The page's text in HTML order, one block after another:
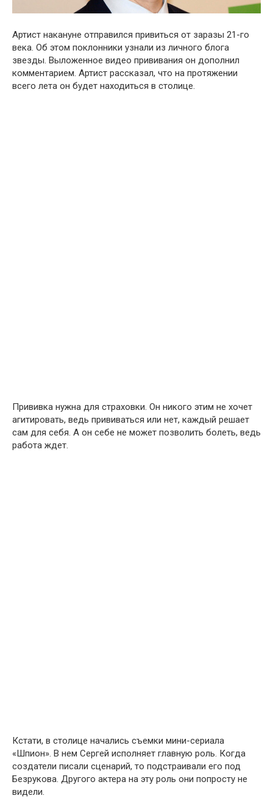
Артист накануне отправился привиться от заразы 21-го
века. Об этом поклонники узнали из личного блога
звезды. Выложенное видео прививания он дополнил
комментарием. Артист рассказал, что на протяжении
всего лета он будет находиться в столице.
Прививка нужна для страховки. Он никого этим не хочет
агитировать, ведь прививаться или нет, каждый решает
сам для себя. А он себе не может позволить болеть, ведь
работа ждет.
Кстати, в столице начались съемки мини-сериала
«Шпион». В нем Сергей исполняет главную роль. Когда
создатели писали сценарий, то подстраивали его под
Безрукова. Другого актера на эту роль они попросту не
видели.